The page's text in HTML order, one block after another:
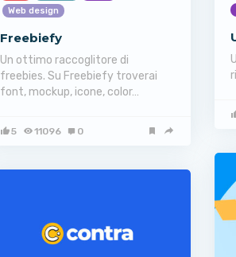
Web design
Freebiefy
Un ottimo raccoglitore di
freebies. Su Freebiefy troverai
font, mockup, icone, color…
5 11096 0